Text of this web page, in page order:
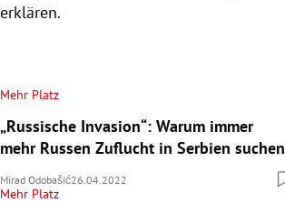
erklären.
Mehr Platz
„Russische Invasion“: Warum immer
mehr Russen Zuflucht in Serbien suchen
Mirad Odobašić26.04.2022
Mehr Platz